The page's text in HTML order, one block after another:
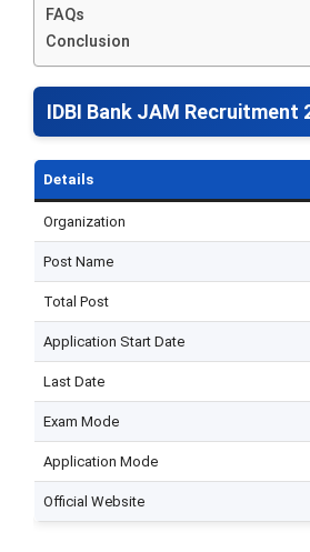
FAQs
Conclusion
IDBI Bank JAM Recruitment
Details
Organization
Post Name
Total Post
Application Start Date
Last Date
Exam Mode
Application Mode
Official Website